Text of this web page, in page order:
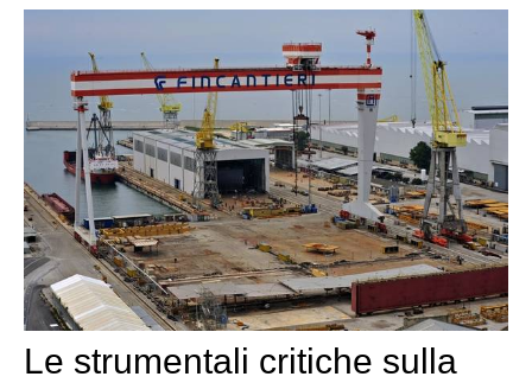
Le strumentali critiche sulla